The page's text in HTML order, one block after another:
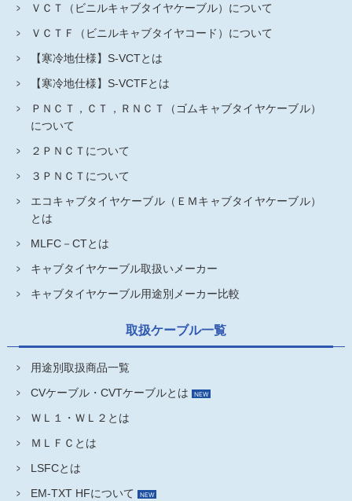
ＶＣＴ（ビニルキャブタイヤケーブル）について
ＶＣＴＦ（ビニルキャブタイヤコード）について
【寒冷地仕様】S-VCTとは
【寒冷地仕様】S-VCTFとは
ＰＮＣＴ，ＣＴ，ＲＮＣＴ（ゴムキャブタイヤケーブル）
について
２ＰＮＣＴについて
３ＰＮＣＴについて
エコキャブタイヤケーブル（ＥＭキャブタイヤケーブル）
とは
MLFC－CTとは
キャブタイヤケーブル取扱いメーカー
キャブタイヤケーブル用途別メーカー比較
取扱ケーブル一覧
用途別取扱商品一覧
CVケーブル・CVTケーブルとは
ＷＬ１・ＷＬ２とは
ＭＬＦＣとは
LSFCとは
EM-TXT HFについて